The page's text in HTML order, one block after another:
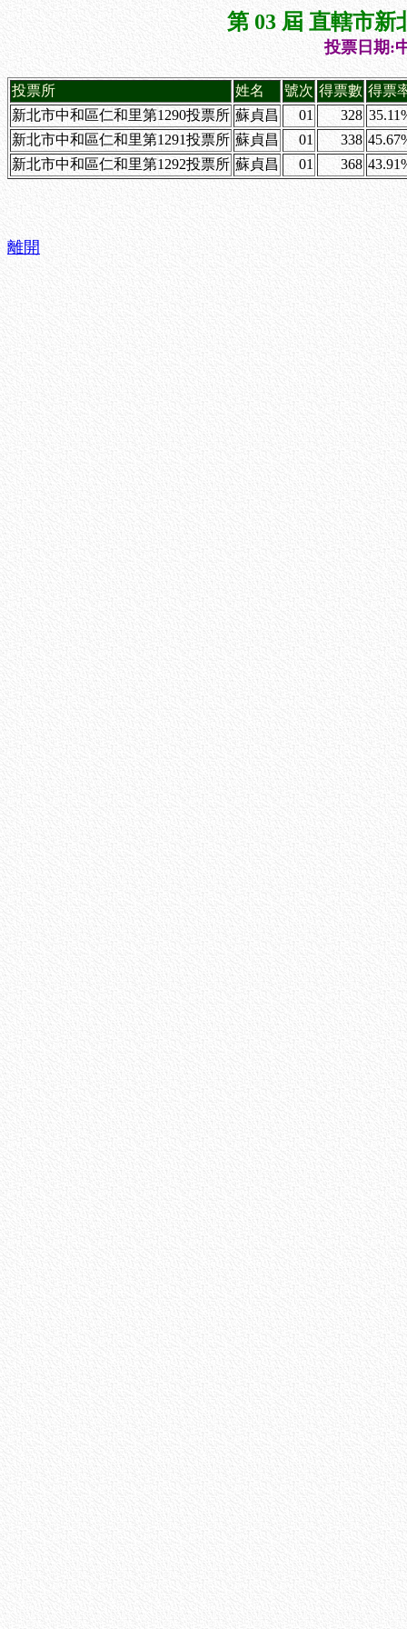
第 03 屆 直轄市新
投票日期:
投票所 姓名 號次 得票數 得票
新北市中和區仁和里第1290投票所 蘇貞昌 01 328
新北市中和區仁和里第1291投票所 蘇貞昌 01 338
新北市中和區仁和里第1292投票所 蘇貞昌 01 368
離開